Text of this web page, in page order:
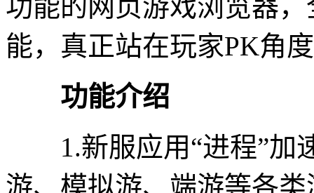
功能的网页游戏浏览器
能，真正站在玩家PK角
功能介绍
1.新服应用“进程”加
游、模拟游、端游等各